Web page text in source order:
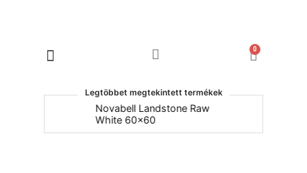
0
Legtöbbet megtekintett termékek
Novabell Landstone Raw
White 60x60